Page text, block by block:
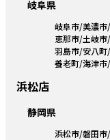
岐阜県
岐阜市 美濃市
恵那市 土岐市
羽島市 安八町
養老町 海津市
浜松店
静岡県
浜松市 磐田市